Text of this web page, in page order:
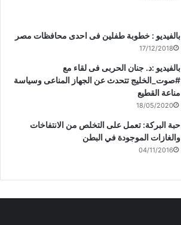
بالفيديو : خطوبة طفلين فى احدى محافظات مصر
17/12/2018
بالفيديو :د. جنان الحربى فى لقاء مع
#صوت_الخليج تتحدث عن الجهاز المناعى وسياسة
مناعة القطيع
18/05/2020
حبة البركة: تعمل على التخلص من الانتفاخات
والغازات الموجودة في البطن
04/11/2016